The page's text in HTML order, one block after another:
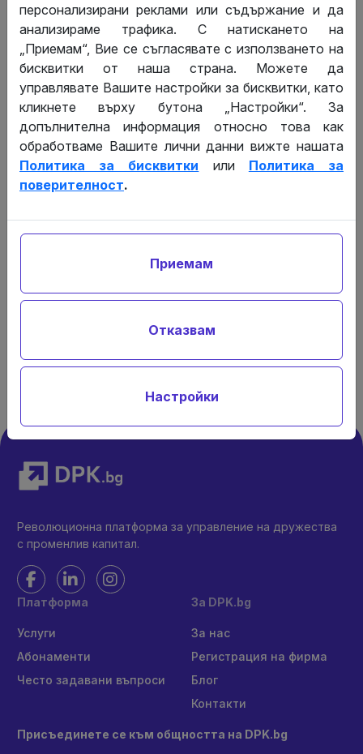
Съобщение*
Съгласен съм личните ми данни да бъдат
обработвани от „Джи Ем Пи Консулт“ ООД за
целите на конкретното запитване съгласно
Политика за поверителност
ПриемамОбщите условияна „Джи Ем Пи
Консулт“ ООД за целите на конкретното
Изпрати съобщение
Революционна платформа за управление на дружества
с променлив капитал.
Платформа
Услуги
Абонаменти
Често задавани въпроси
За DPK.bg
За нас
Регистрация на фирма
Блог
Контакти
Присъединете се към общността на DPK.bg
персонализирани реклами или съдържание и да
анализираме трафика. С натискането на
„Приемам“, Вие се съгласявате с използването на
бисквитки от наша страна. Можете да
управлявате Вашите настройки за бисквитки, като
кликнете върху бутона „Настройки“. За
допълнителна информация относно това как
обработваме Вашите лични данни вижте нашата
Политика за бисквитки или Политика за
поверителност.
Приемам
Отказвам
Настройки